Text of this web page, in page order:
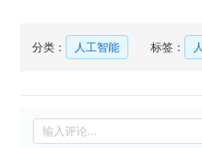
分类： 人工智能 标签：